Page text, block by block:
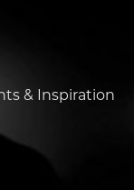
& Inspiration